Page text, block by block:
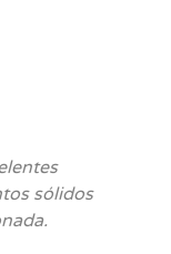
sólidos